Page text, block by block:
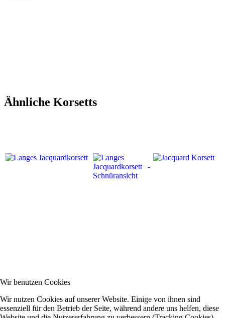
Ähnliche Korsetts
Wir benutzen Cookies
Wir nutzen Cookies auf unserer Website. Einige von ihnen sind
essenziell für den Betrieb der Seite, während andere uns helfen, diese